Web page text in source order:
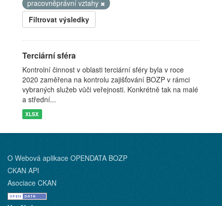
pracovněprávní vztahy
Filtrovat výsledky
Terciární sféra
Kontrolní činnost v oblasti terciární sféry byla v roce
2020 zaměřena na kontrolu zajišťování BOZP v rámci
vybraných služeb vůči veřejnosti. Konkrétně tak na malé
a střední...
XLSX
O Webová aplikace OPENDATA BOZP
CKAN API
Asociace CKAN